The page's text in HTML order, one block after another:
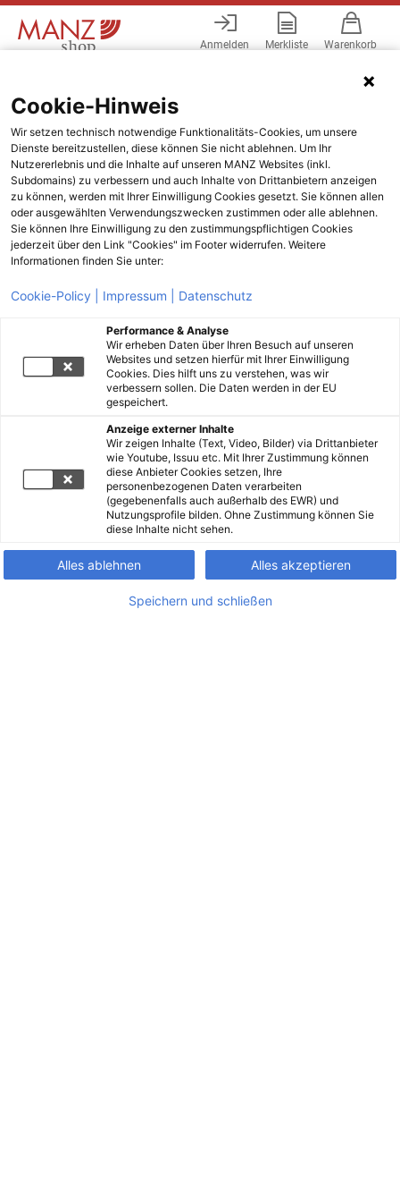
Anmelden Merkliste Warenkorb
Cookie-Hinweis
Wir setzen technisch notwendige Funktionalitäts-Cookies, um unsere
Dienste bereitzustellen, diese können Sie nicht ablehnen. Um Ihr
Nutzererlebnis und die Inhalte auf unseren MANZ Websites (inkl.
Subdomains) zu verbessern und auch Inhalte von Drittanbietern anzeigen
zu können, werden mit Ihrer Einwilligung Cookies gesetzt. Sie können allen
oder ausgewählten Verwendungszwecken zustimmen oder alle ablehnen.
Sie können Ihre Einwilligung zu den zustimmungspflichtigen Cookies
jederzeit über den Link "Cookies" im Footer widerrufen. Weitere
Informationen finden Sie unter:
Cookie-Policy | Impressum | Datenschutz
Performance & Analyse
Wir erheben Daten über Ihren Besuch auf unseren
Websites und setzen hierfür mit Ihrer Einwilligung
Cookies. Dies hilft uns zu verstehen, was wir
verbessern sollen. Die Daten werden in der EU
gespeichert.
Anzeige externer Inhalte
Wir zeigen Inhalte (Text, Video, Bilder) via Drittanbieter
wie Youtube, Issuu etc. Mit Ihrer Zustimmung können
diese Anbieter Cookies setzen, Ihre
personenbezogenen Daten verarbeiten
(gegebenenfalls auch außerhalb des EWR) und
Nutzungsprofile bilden. Ohne Zustimmung können Sie
diese Inhalte nicht sehen.
Alles ablehnen Alles akzeptieren
Speichern und schließen